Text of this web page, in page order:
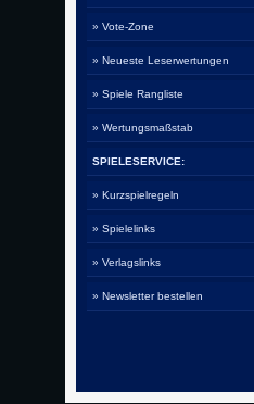
» Vote-Zone
» Neueste Leserwertungen
» Spiele Rangliste
» Wertungsmaßstab
SPIELESERVICE:
» Kurzspielregeln
» Spielelinks
» Verlagslinks
» Newsletter bestellen